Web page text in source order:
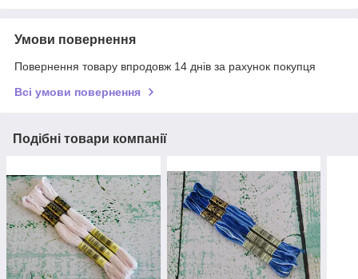
Умови повернення
Повернення товару впродовж 14 днів за рахунок покупця
Всі умови повернення
Подібні товари компанії